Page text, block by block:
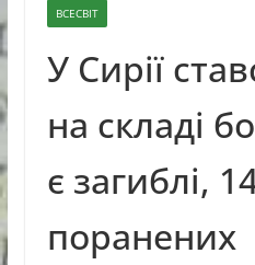
ВСЕСВІТ
У Сирії
на складі
є загиблі,
поранених